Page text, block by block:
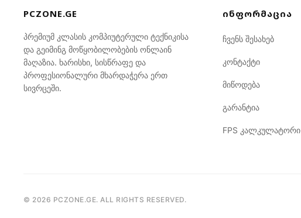
PCZONE.GE
პრემიუმ კლასის კომპიუტერული ტექნიკისა
და გეიმინგ მოწყობილობების ონლაინ
მაღაზია. ხარისხი, სისწრაფე და
პროფესიონალური მხარდაჭერა ერთ
სივრცეში.
ᲘᲜᲤᲝᲠᲛᲐᲪᲘᲐ
ჩვენს შესახებ
კონტაქტი
მიწოდება
გარანტია
FPS კალკულატორი
© 2026 PCZONE.GE. ALL RIGHTS RESERVED.